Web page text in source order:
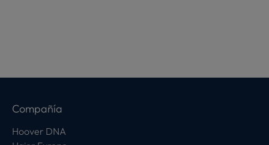
Compañía
Hoover DNA